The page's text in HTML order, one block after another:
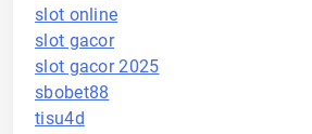
slot online
slot gacor
slot gacor 2025
sbobet88
tisu4d